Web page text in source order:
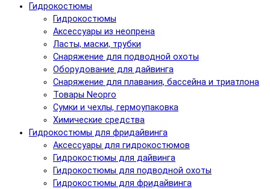
Гидрокостюмы
Гидрокостюмы
Аксессуары из неопрена
Ласты, маски, трубки
Снаряжение для подводной охоты
Оборудование для дайвинга
Снаряжение для плавания, бассейна и триатлона
Товары Neopro
Сумки и чехлы, гермоупаковка
Химические средства
Гидрокостюмы для фридайвинга
Аксессуары для гидрокостюмов
Гидрокостюмы для дайвинга
Гидрокостюмы для подводной охоты
Гидрокостюмы для фридайвинга